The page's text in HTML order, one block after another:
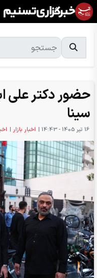
حضور دکتر علی
سینا
16 تير 1405 - 14:43 | اخبار بازار |